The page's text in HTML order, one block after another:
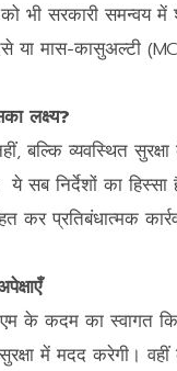
भी सरकारी समन्वय
या मास-कासुअल्टी
लक्ष्‍य?
बल्कि व्यवस्थित
ये सब निर्देशों का
कर प्रतिबंधात्मक
के कदम का स्वागत
में मदद करेगी।